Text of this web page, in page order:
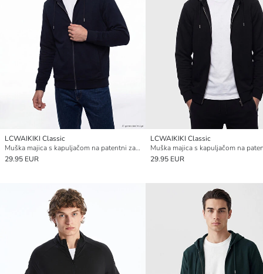
LCWAIKIKI Classic
Muška majica s kapuljačom na patentni zatvarač
29.95 EUR
LCWAIKIKI Classic
29.95 EUR